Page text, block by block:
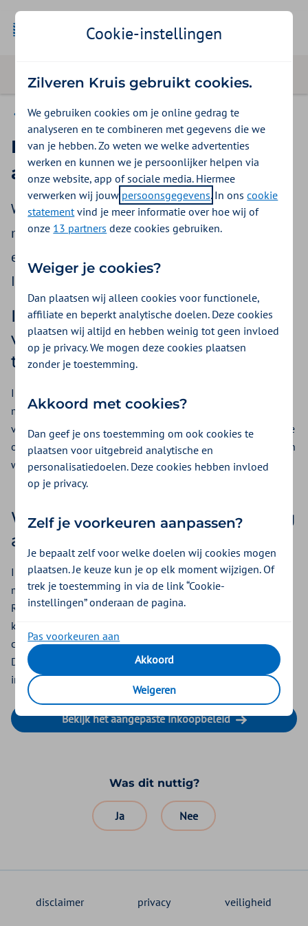
Nieuws
Inkoopbeleid O&I 2024-2025 is
aangepast
We starten met het inkopen van de
multifactoriële valrisicobeoordeling. Daarom is
een aantal passages gewijzigd in het
Inkoopbeleid. En is er een bijlage toegevoegd.
Inkoopvoorwaarden voor de
valrisicobeoordeling zijn
toegevoegd in bijlage 5
In versie 1.0 van dit Inkoopbeleid schreven we dat de NZa
mogelijk aanvullende regelgeving zou publiceren voor de
valanalyse (valrisicobeoordeling). De NZa heeft een prestatie
ontwikkeld voor de valrisicobeoordeling. Daarom publiceren
we de inkoopvoorwaarden voor deze prestatie in bijlage 5.
We kopen de valrisicobeoordeling
alleen in bij regio-organisaties
In het IZA is afgesproken dat de ketenaanpakken onderdeel
moeten zijn van een regionale preventie-infrastructuur.
Regionale samenwerking is voorwaardelijk voor de
ketenaanpak valpreventie. Regio-organisaties hebben een
centrale rol in de organisatie van eerstelijnssamenwerking.
Daarom kopen wij de valrisicobeoordeling alleen regionaal
in.
Bekijk het aangepaste inkoopbeleid
Was dit nuttig?
Ja Nee
disclaimer privacy veiligheid
Cookie-instellingen
Zilveren Kruis gebruikt cookies.
We gebruiken cookies om je online gedrag te
analyseren en te combineren met gegevens die we
van je hebben. Zo weten we welke advertenties
werken en kunnen we je persoonlijker helpen via
onze website, app of sociale media. Hiermee
verwerken wij jouw persoonsgegevens. In onscookie
statementvind je meer informatie over hoe wij of
onze 13 partners deze cookies gebruiken.
Weiger je cookies?
Dan plaatsen wij alleen cookies voor functionele,
affiliate en beperkt analytische doelen. Deze cookies
plaatsen wij altijd en hebben weinig tot geen invloed
op je privacy. We mogen deze cookies plaatsen
zonder je toestemming.
Akkoord met cookies?
Dan geef je ons toestemming om ook cookies te
plaatsen voor uitgebreid analytische en
personalisatiedoelen. Deze cookies hebben invloed
op je privacy.
Zelf je voorkeuren aanpassen?
Je bepaalt zelf voor welke doelen wij cookies mogen
plaatsen. Je keuze kun je op elk moment wijzigen. Of
trek je toestemming in via de link “Cookie-
instellingen” onderaan de pagina.
Pas voorkeuren aan
Akkoord
Weigeren